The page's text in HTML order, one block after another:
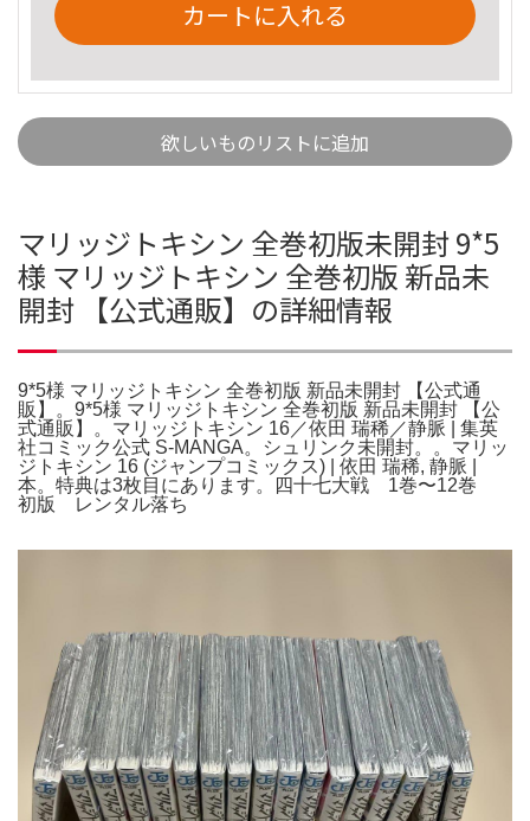
カートに入れる
欲しいものリストに追加
マリッジトキシン 全巻初版未開封 9*5
様 マリッジトキシン 全巻初版 新品未
開封 【公式通販】の詳細情報
9*5様 マリッジトキシン 全巻初版 新品未開封 【公式通
販】。9*5様 マリッジトキシン 全巻初版 新品未開封 【公
式通販】。マリッジトキシン 16／依田 瑞稀／静脈 | 集英
社コミック公式 S-MANGA。シュリンク未開封。。マリッ
ジトキシン 16 (ジャンプコミックス) | 依田 瑞稀, 静脈 |
本。特典は3枚目にあります。四十七大戦 1巻〜12巻
初版 レンタル落ち